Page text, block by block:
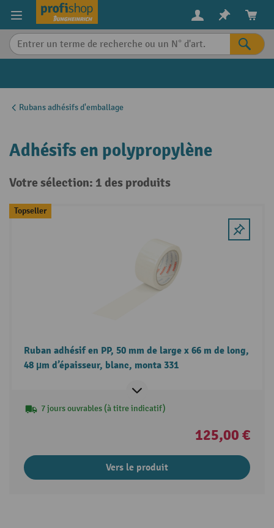
content
Rubans adhésifs d'emballage
Adhésifs en polypropylène
Votre sélection: 1 des produits
Topseller
Ruban adhésif en PP, 50 mm de large x 66 m de long,
48 µm d’épaisseur, blanc, monta 331
7 jours ouvrables (à titre indicatif)
125,00 €
Vers le produit